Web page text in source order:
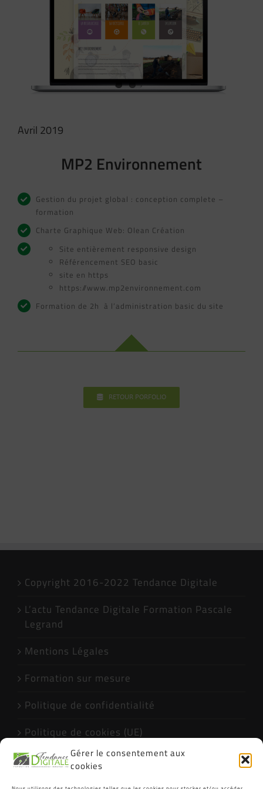
Gérer le consentement aux
cookies
Avril 2019
MP2 Environnement
Gestion du projet global : conception complete –
formation
Charte Graphique Web: Olean Création
Site entièrement responsive design
Référencement SEO basic
site en https
https://www.mp2environnement.com
Formation de 2h à l’administration basic du site
RETOUR PORFOLIO
Copyright 2016-2022 Tendance Digitale
L’actu Tendance Digitale Formation Pascale
Legrand
Mentions Légales
Formation sur mesure
Politique de confidentialité
Politique de cookies (UE)
Formations Excel CPF Narbonne Qualiopi